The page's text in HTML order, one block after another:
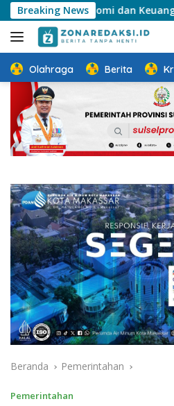
Langsung
ke
konten
Breaking News
Ekonomi dan Keuangan
Olahraga Berita
Beranda Pemerintahan
Pemerintahan